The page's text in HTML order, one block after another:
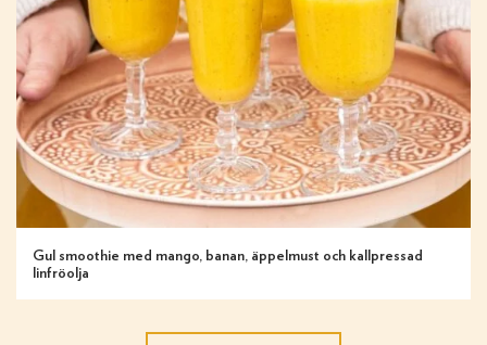
Gul smoothie med mango, banan, äppelmust och kallpressad
linfröolja